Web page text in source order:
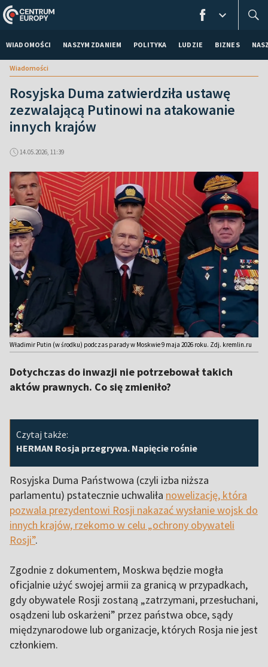
WIADOMOŚCI NASZYM ZDANIEM POLITYKA LUDZIE BIZNES
Wiadomości
Rosyjska Duma zatwierdziła ustawę
zezwalającą Putinowi na atakowanie
innych krajów
14.05.2026, 11:39
Władimir Putin (w środku) podczas parady w Moskwie 9 maja 2026 roku. Zdj. kremlin.ru
Dotychczas do inwazji nie potrzebował takich
aktów prawnych. Co się zmieniło?
Czytaj także:
HERMAN Rosja przegrywa. Napięcie rośnie
Rosyjska Duma Państwowa (czyli izba niższa
parlamentu) pstatecznie uchwaliła nowelizację, która
pozwala prezydentowi Rosji nakazać wysłanie wojsk do
innych krajów, rzekomo w celu „ochrony obywateli
Rosji”.
Zgodnie z dokumentem, Moskwa będzie mogła
oficjalnie użyć swojej armii za granicą w przypadkach,
gdy obywatele Rosji zostaną „zatrzymani, przesłuchani,
osądzeni lub oskarżeni” przez państwa obce, sądy
międzynarodowe lub organizacje, których Rosja nie jest
członkiem.